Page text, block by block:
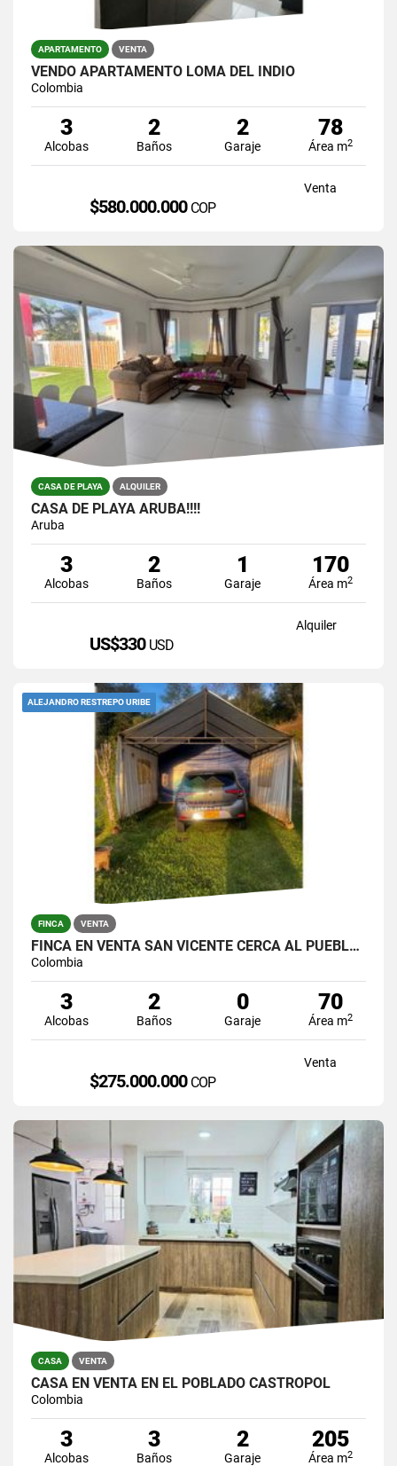
APARTAMENTO VENTA
VENDO APARTAMENTO LOMA DEL INDIO
Colombia
3
Alcobas
2
Baños
2
Garaje
78
Área m2
Venta
$580.000.000 COP
CASA DE PLAYA ALQUILER
CASA DE PLAYA ARUBA!!!!
Aruba
3
Alcobas
2
Baños
1
Garaje
170
Área m2
Alquiler
US$330 USD
ALEJANDRO RESTREPO URIBE
FINCA VENTA
FINCA EN VENTA SAN VICENTE CERCA AL PUEBLO VEREDA TRAVESIAS
Colombia
3
Alcobas
2
Baños
0
Garaje
70
Área m2
Venta
$275.000.000 COP
CASA VENTA
CASA EN VENTA EN EL POBLADO CASTROPOL
Colombia
3
Alcobas
3
Baños
2
Garaje
205
Área m2